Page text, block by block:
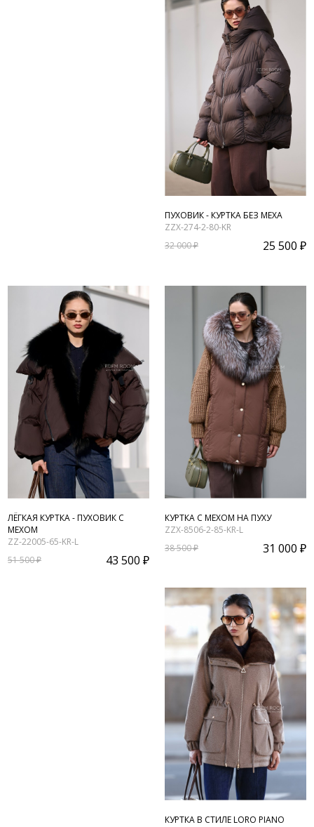
ПУХОВИК - КУРТКА БЕЗ МЕХА
ZZX-274-2-80-KR
32 000 ₽
25 500 ₽
ЛЁГКАЯ КУРТКА - ПУХОВИК С
МЕХОМ
ZZ-22005-65-KR-L
51 500 ₽
43 500 ₽
КУРТКА С МЕХОМ НА ПУХУ
ZZX-8506-2-85-KR-L
38 500 ₽
31 000 ₽
КУРТКА В СТИЛЕ LORO PIANO